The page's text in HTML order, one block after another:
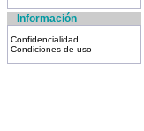
Información
Confidencialidad
Condiciones de uso